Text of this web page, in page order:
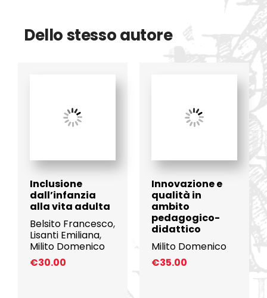
Dello stesso autore
Inclusione
dall’infanzia
alla vita adulta
Belsito Francesco,
Lisanti Emiliana,
Milito Domenico
€30.00
Innovazione e
qualità in
ambito
pedagogico-
didattico
Milito Domenico
€35.00